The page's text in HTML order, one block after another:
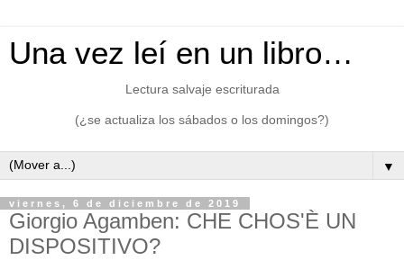
Una vez leí en un libro…
Lectura salvaje escriturada
(¿se actualiza los sábados o los domingos?)
▼
viernes, 6 de diciembre de 2019
Giorgio Agamben: CHE CHOS'È UN
DISPOSITIVO?